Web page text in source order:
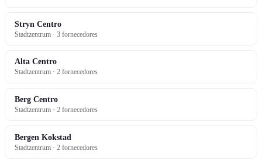
Stryn Centro
Stadtzentrum · 3 fornecedores
Alta Centro
Stadtzentrum · 2 fornecedores
Berg Centro
Stadtzentrum · 2 fornecedores
Bergen Kokstad
Stadtzentrum · 2 fornecedores